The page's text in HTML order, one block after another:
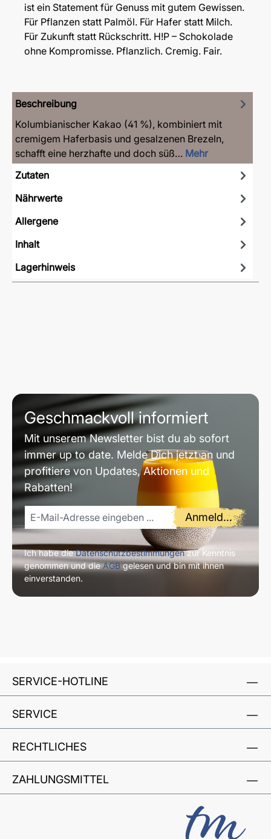
ist ein Statement für Genuss mit gutem Gewissen.
Für Pflanzen statt Palmöl. Für Hafer statt Milch.
Für Zukunft statt Rückschritt. H!P – Schokolade
ohne Kompromisse. Pflanzlich. Cremig. Fair.
Beschreibung
Kolumbianischer Kakao (41 %), kombiniert mit
cremigem Haferbasis und gesalzenen Brezeln,
schafft eine herzhafte und doch süß… Mehr
Zutaten
Nährwerte
Allergene
Inhalt
Lagerhinweis
Geschmackvoll informiert
Mit unserem Newsletter bist du ab sofort
immer up to date. Melde Dich jetzt an und
profitiere von Updates, Aktionen und
Rabatten!
Anmelden
Ich habe dieDatenschutzbestimmungenzur Kenntnis
genommen und dieAGBgelesen und bin mit ihnen
einverstanden.
SERVICE-HOTLINE
SERVICE
RECHTLICHES
ZAHLUNGSMITTEL